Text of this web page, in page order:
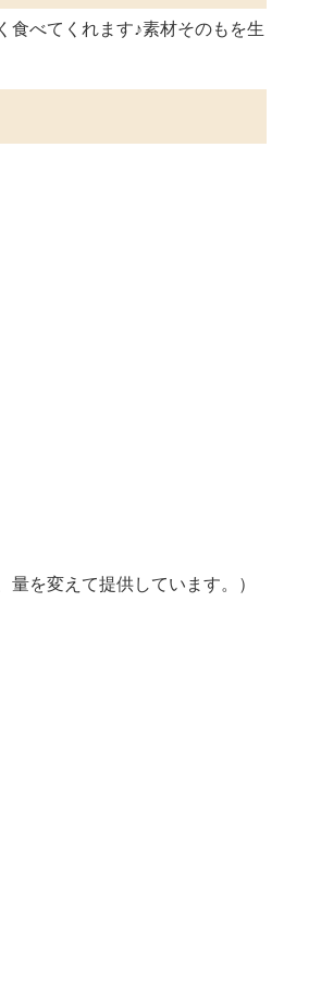
食べてくれます♪素材そのもを生
量を変えて提供しています。）